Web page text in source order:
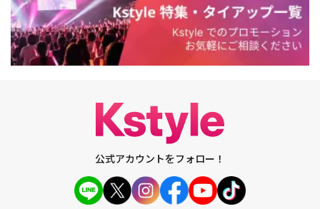
公式アカウントをフォロー！